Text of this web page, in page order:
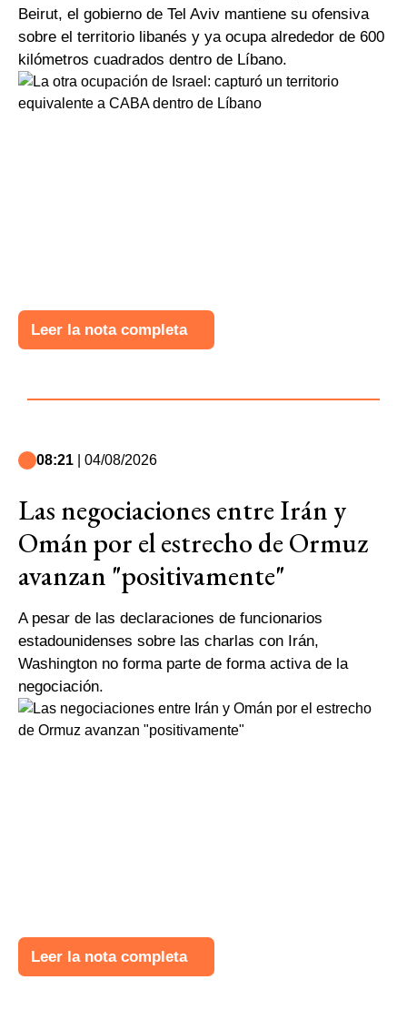
Beirut, el gobierno de Tel Aviv mantiene su ofensiva
sobre el territorio libanés y ya ocupa alrededor de 600
kilómetros cuadrados dentro de Líbano.
Leer la nota completa
08:21 | 04/08/2026
Las negociaciones entre Irán y
Omán por el estrecho de Ormuz
avanzan "positivamente"
A pesar de las declaraciones de funcionarios
estadounidenses sobre las charlas con Irán,
Washington no forma parte de forma activa de la
negociación.
Leer la nota completa